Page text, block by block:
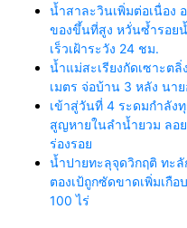
น้ำสาละวินเพิ่มต่อเนื่อง
ของขึ้นที่สูง หวั่นซ้ำรอย
เร็วเฝ้าระวัง 24 ชม.
น้ำแม่สะเรียงกัดเซาะต
เมตร จ่อบ้าน 3 หลัง นา
เข้าสู่วันที่ 4 ระดมกำลัง
สูญหายในลำน้ำยวม ลอย
ร่องรอย
น้ำปายทะลุจุดวิกฤติ ทะ
ตองเป้ถูกซัดขาดเพิ่มเกือ
100 ไร่